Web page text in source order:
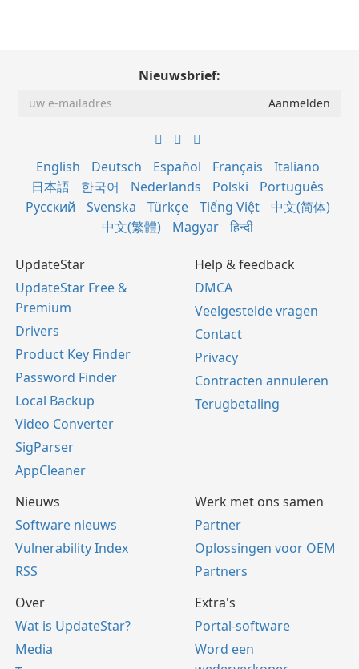
Nieuwsbrief:
English Deutsch Español Français
Italiano
日本語
한국어 Nederlands Polski
Português
Русский
Svenska Türkçe Tiếng Việt
中文(简体)
中文(繁體)
Magyar हिन्दी
UpdateStar
UpdateStar Free &
Premium
Drivers
Product Key Finder
Password Finder
Local Backup
Video Converter
SigParser
AppCleaner
Help & feedback
DMCA
Veelgestelde vragen
Contact
Privacy
Contracten annuleren
Terugbetaling
Nieuws
Software nieuws
Vulnerability Index
RSS
Werk met ons samen
Partner
Oplossingen voor OEM
Partners
Over
Wat is UpdateStar?
Media
Extra's
Portal-software
Word een